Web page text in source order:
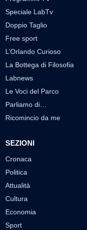
Speciale LabTv
Doppio Taglio
Free sport
L’Orlando Curioso
La Bottega di Filosofia
Labnews
Le Voci del Parco
Parliamo di…
Ricomincio da me
SEZIONI
Cronaca
Politica
Attualità
Cultura
Economia
Sport